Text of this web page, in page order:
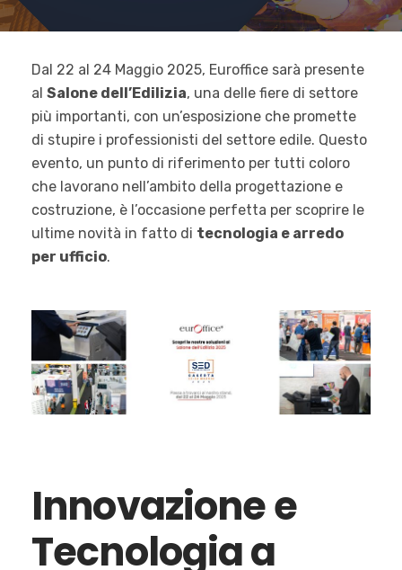
Dal 22 al 24 Maggio 2025, Euroffice sarà presente
al Salone dell’Edilizia, una delle fiere di settore
più importanti, con un’esposizione che promette
di stupire i professionisti del settore edile. Questo
evento, un punto di riferimento per tutti coloro
che lavorano nell’ambito della progettazione e
costruzione, è l’occasione perfetta per scoprire le
ultime novità in fatto di tecnologia e arredo
per ufficio.
Innovazione e
Tecnologia a